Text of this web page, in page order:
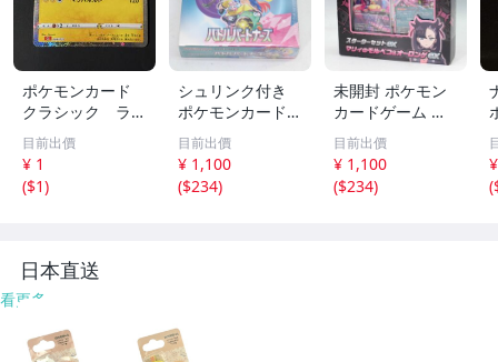
ポケモンカード
クラシック ライ
チュウ 009/032
目前出價
¥ 1
($1)
シュリンク付き
ポケモンカードゲ
ーム スカーレッ
ト＆バイオレット
拡張パック バト
ルパートナーズ B
目前出價
¥ 1,100
($234)
未開封 ポケモン
カードゲーム ス
カーレット＆バイ
オレット スター
ターセットex マ
リィのモルペコ＆
目前出價
¥ 1,100
($234)
(
日本直送
看更多